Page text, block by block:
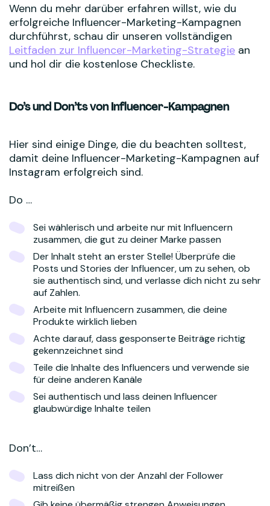
Wenn du mehr darüber erfahren willst, wie du
erfolgreiche Influencer-Marketing-Kampagnen
durchführst, schau dir unseren vollständigen
Leitfaden zur Influencer-Marketing-Strategie an
und hol dir die kostenlose Checkliste.
Do’s und Don’ts von Influencer-Kampagnen
Hier sind einige Dinge, die du beachten solltest,
damit deine Influencer-Marketing-Kampagnen auf
Instagram erfolgreich sind.
Do …
Sei wählerisch und arbeite nur mit Influencern
zusammen, die gut zu deiner Marke passen
Der Inhalt steht an erster Stelle! Überprüfe die
Posts und Stories der Influencer, um zu sehen, ob
sie authentisch sind, und verlasse dich nicht zu sehr
auf Zahlen.
Arbeite mit Influencern zusammen, die deine
Produkte wirklich lieben
Achte darauf, dass gesponserte Beiträge richtig
gekennzeichnet sind
Teile die Inhalte des Influencers und verwende sie
für deine anderen Kanäle
Sei authentisch und lass deinen Influencer
glaubwürdige Inhalte teilen
Don’t…
Lass dich nicht von der Anzahl der Follower
mitreißen